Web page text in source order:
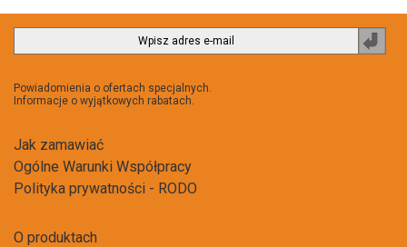
Powiadomienia o ofertach specjalnych.
Informacje o wyjątkowych rabatach.
Jak zamawiać
Ogólne Warunki Współpracy
Polityka prywatności - RODO
O produktach